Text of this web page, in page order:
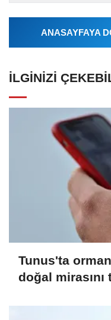
Ajansı
ANASAYFAYA
İLGINIZI
Tunus'ta
doğal